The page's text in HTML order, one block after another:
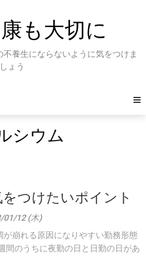
も大切に
養生にならないように気をつけま
しょう
シウム
つけたいポイント
01/12 (木)
崩れる原因になりやすい勤務形態
間のうちに夜勤の日と日勤の日があ